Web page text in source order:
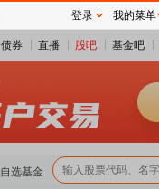
债券 直播 股吧 基金吧
自选基金
登录 我的菜单